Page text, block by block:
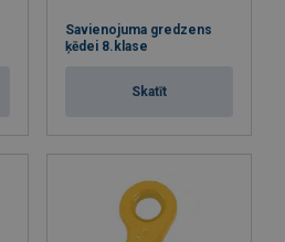
Savienojuma gredzens
ķēdei 8.klase
Skatīt